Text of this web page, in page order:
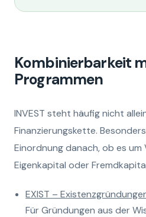
Kombinierbarkeit
Programmen
INVEST steht häufig nicht
Finanzierungskette.
Einordnung danach, ob es um
Eigenkapital oder
EXIST –
Für Gründungen aus der